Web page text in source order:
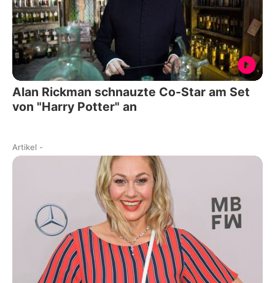
Alan Rickman schnauzte Co-Star am Set
von "Harry Potter" an
Artikel -